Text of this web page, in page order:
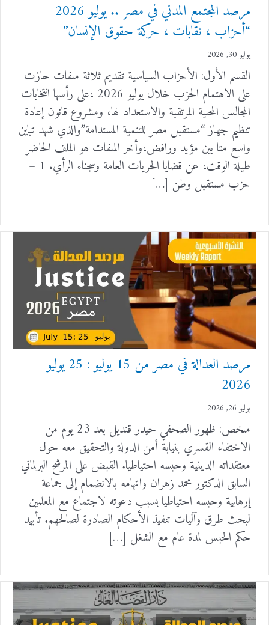
مرصد المجتمع المدني في مصر .. يوليو 2026
“أحزاب ، نقابات ، حركة حقوق الإنسان”
يوليو 30, 2026
القسم الأول: الأحزاب السياسية تقديم ثلاثة ملفات حازت
على الاهتمام الحزب خلال يوليو 2026 ،على رأسها انتخابات
المجالس المحلية المرتقبة والاستعداد لها، ومشروع قانون إعادة
تنظيم جهاز “مستقبل مصر للتنمية المستدامة”والذي شهد تباين
واسع متا بين مؤيد ورافض،وأخر الملفات هو الملف الحاضر
طيلة الوقت، عن قضايا الحريات العامة وسجناء الرأي. 1 –
حزب مستقبل وطن […]
مرصد العدالة في مصر من 15 يوليو : 25 يوليو
2026
يوليو 26, 2026
ملخص: ظهور الصحفي حيدر قنديل بعد 23 يوم من
الاختفاء القسري بنيابة أمن الدولة والتحقيق معه حول
معتقداته الدينية وحبسه احتياطيا. القبض على المرشح البرلماني
السابق الدكتور محمد زهران واتهامه بالانضمام إلى جماعة
إرهابية وحبسه احتياطيا بسبب دعوته لاجتماع مع المعلمين
لبحث طرق وآليات تنفيذ الأحكام الصادرة لصالحهم. تأييد
حكم الحبس لمدة عام مع الشغل […]